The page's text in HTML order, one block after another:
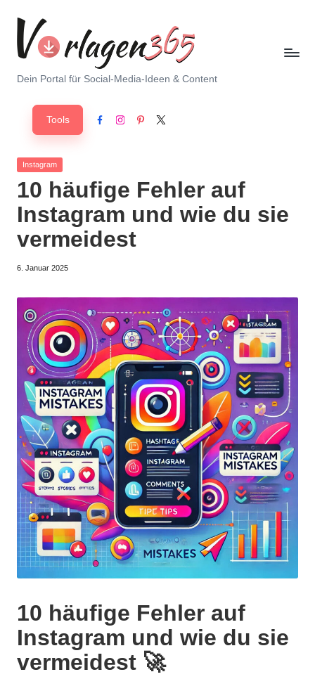
Skip
content
V
l
a
g
e
n
3
6
5
Dein Portal für Social-Media-Ideen & Content
Tools Facebook
Instagram
Pinterest
X
Posted
Instagram
10 häufige Fehler auf
Instagram und wie du sie
vermeidest
6. Januar 2025
10 häufige Fehler auf
Instagram und wie du sie
vermeidest 🚀